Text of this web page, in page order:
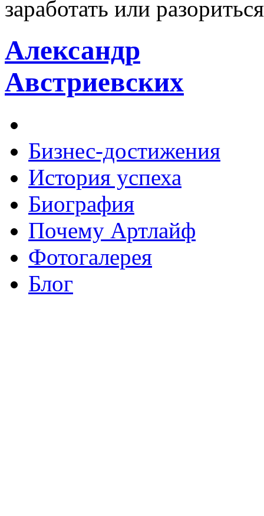
заработать или
Александр
Австриевских
Бизнес-достижения
История успеха
Биография
Почему Артлайф
Фотогалерея
Блог